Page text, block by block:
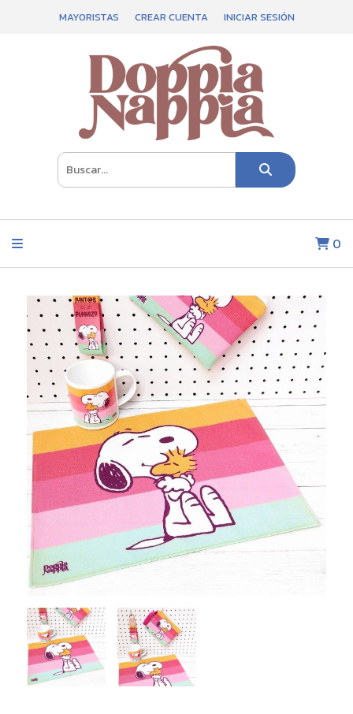
MAYORISTAS CREAR CUENTA INICIAR SESIÓN
0